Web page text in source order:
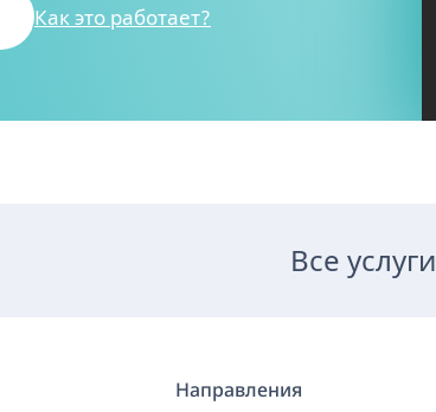
Как это работает?
Все услуги
Направления